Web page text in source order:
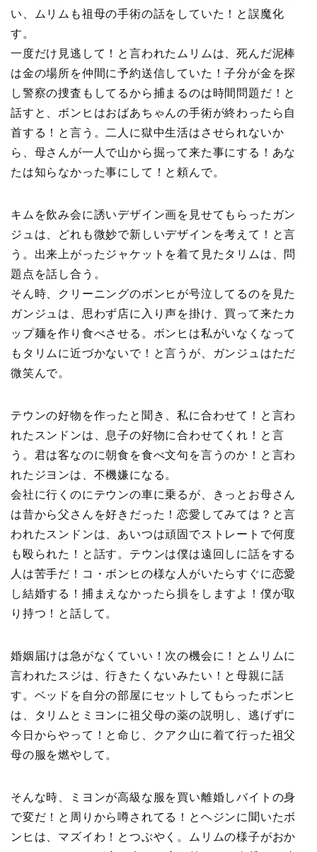
い、ムリムも祖母の手術の話をしていた！と誤魔化
す。
一度だけ見逃して！と言われたムリムは、死んだ泥棒
は金の場所を仲間に予約送信していた！子分が金を探
し警察の捜査もしてるから捕まるのは時間問題だ！と
話すと、ボンヒはおばあちゃんの手術が終わったら自
首する！と言う。二人に獄中生活はさせられないか
ら、母さんが一人で山から掘って来た事にする！あな
たは知らなかった事にして！と頼んで。
キムを飲み会に誘いデザイン画を見せてもらったガン
ジュは、どれも微妙で新しいデザインを考えて！と言
う。出来上がったジャケットを着て見たタリムは、問
題点を話し合う。
そん時、クリーニングのボンヒが号泣してるのを見た
ガンジュは、思わず店に入り声を掛け、買って来たカ
ップ麺を作り食べさせる。ボンヒは私がいなくなって
もタリムに近づかないで！と言うが、ガンジュはただ
微笑んで。
テウンの好物を作ったと聞き、私に合わせて！と言わ
れたスンドンは、息子の好物に合わせてくれ！と言
う。君は客なのに朝食を食べ文句を言うのか！と言わ
れたジヨンは、不機嫌になる。
会社に行くのにテウンの車に乗るが、きっとお母さん
は昔から父さんを好きだった！恋愛してみては？と言
われたスンドンは、あいつは頑固でストレートで何度
も殴られた！と話す。テウンは僕は遠回しに話をする
人は苦手だ！コ・ボンヒの様な人がいたらすぐに恋愛
し結婚する！捕まえなかったら損をしますよ！僕が取
り持つ！と話して。
婚姻届けは急がなくていい！次の機会に！とムリムに
言われたスジは、行きたくないみたい！と母親に話
す。ベッドを自分の部屋にセットしてもらったボンヒ
は、タリムとミヨンに祖父母の薬の説明し、逃げずに
今日からやって！と命じ、クアク山に着て行った祖父
母の服を燃やして。
そんな時、ミヨンが高級な服を買い離婚しバイトの身
で変だ！と周りから噂されてる！とヘジンに聞いたボ
ンヒは、マズイわ！とつぶやく。ムリムの様子がおか